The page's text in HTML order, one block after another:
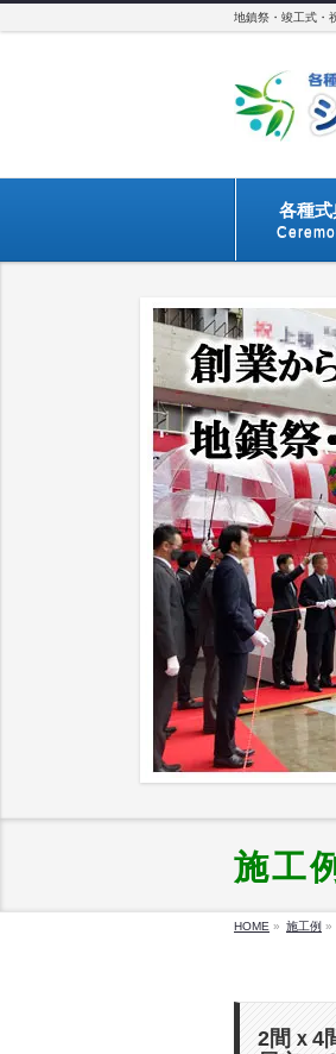
地鎮祭・竣工式・
各種式
施工
HOME » 施工例 »
2間ｘ4